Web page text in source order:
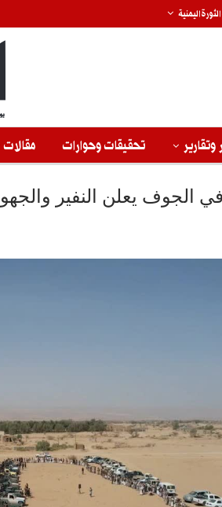
اليمنية
وتقارير تحقيقات وحوارات مقالات
في الجوف يعلن النفير